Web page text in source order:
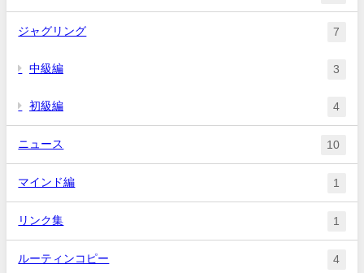
ジャグリング 7
中級編 3
初級編 4
ニュース 10
マインド編 1
リンク集 1
ルーティンコピー 4